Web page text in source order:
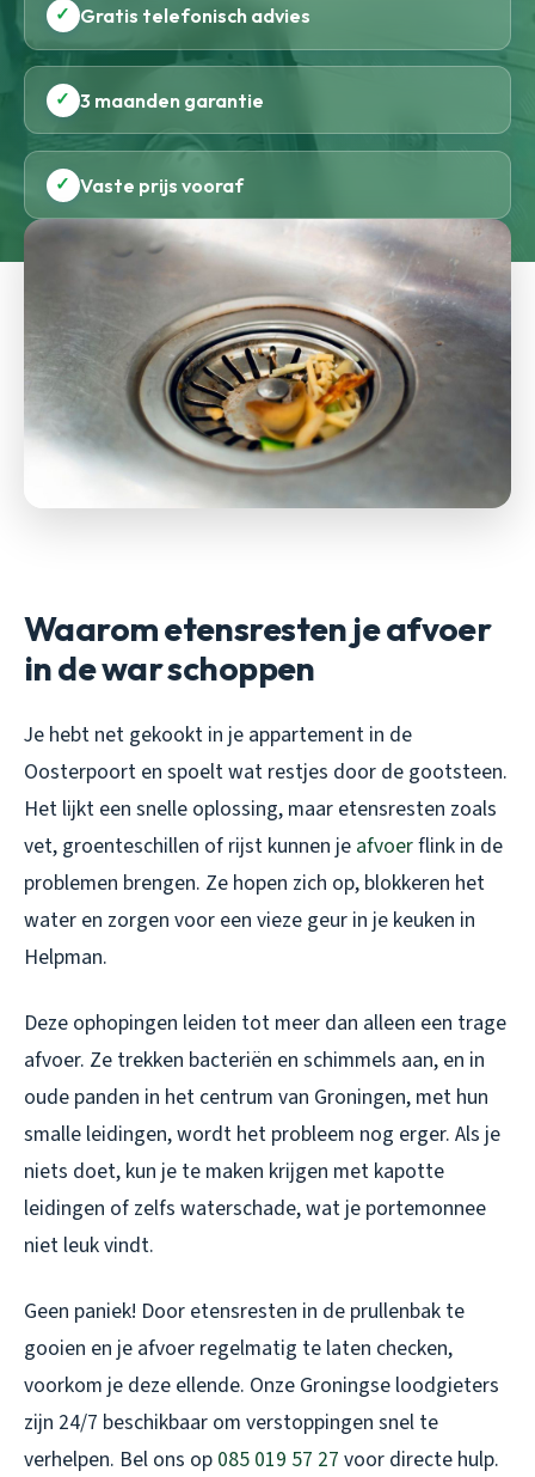
✓ Gratis telefonisch advies
✓ 3 maanden garantie
✓ Vaste prijs vooraf
Waarom etensresten je afvoer
in de war schoppen
Je hebt net gekookt in je appartement in de
Oosterpoort en spoelt wat restjes door de gootsteen.
Het lijkt een snelle oplossing, maar etensresten zoals
vet, groenteschillen of rijst kunnen je afvoerflink in de
problemen brengen. Ze hopen zich op, blokkeren het
water en zorgen voor een vieze geur in je keuken in
Helpman.
Deze ophopingen leiden tot meer dan alleen een trage
afvoer. Ze trekken bacteriën en schimmels aan, en in
oude panden in het centrum van Groningen, met hun
smalle leidingen, wordt het probleem nog erger. Als je
niets doet, kun je te maken krijgen met kapotte
leidingen of zelfs waterschade, wat je portemonnee
niet leuk vindt.
Geen paniek! Door etensresten in de prullenbak te
gooien en je afvoer regelmatig te laten checken,
voorkom je deze ellende. Onze Groningse loodgieters
zijn 24/7 beschikbaar om verstoppingen snel te
verhelpen. Bel ons op 085 019 57 27 voor directe hulp.